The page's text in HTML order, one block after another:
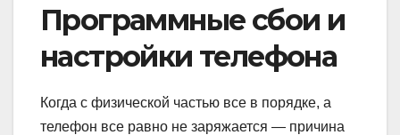
Программные сбои и
настройки телефона
Когда с физической частью все в порядке, а
телефон все равно не заряжается — причина